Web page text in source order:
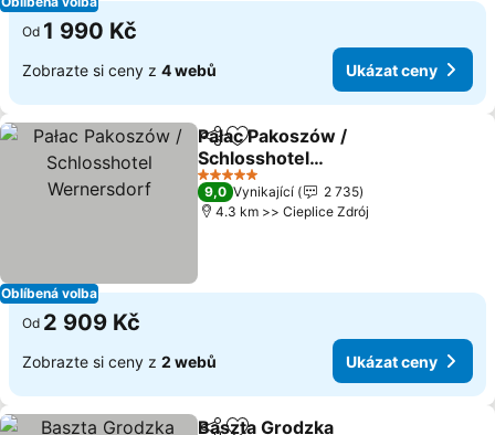
Od 1 990 Kč
Zobrazte si ceny z 4 webů Ukázat ceny
Oblíbená volba
SdíletPřidat na seznam oblíbených
Pałac Pakoszów /
Schlosshotel
Wernersdorf
Ukázat ceny
5 Počet hvězdiček
9,0 Vynikající
2 735
4.3 km >> Cieplice Zdrój
Od 2 909 Kč
Zobrazte si ceny z 2 webů Ukázat ceny
Baszta Grodzka